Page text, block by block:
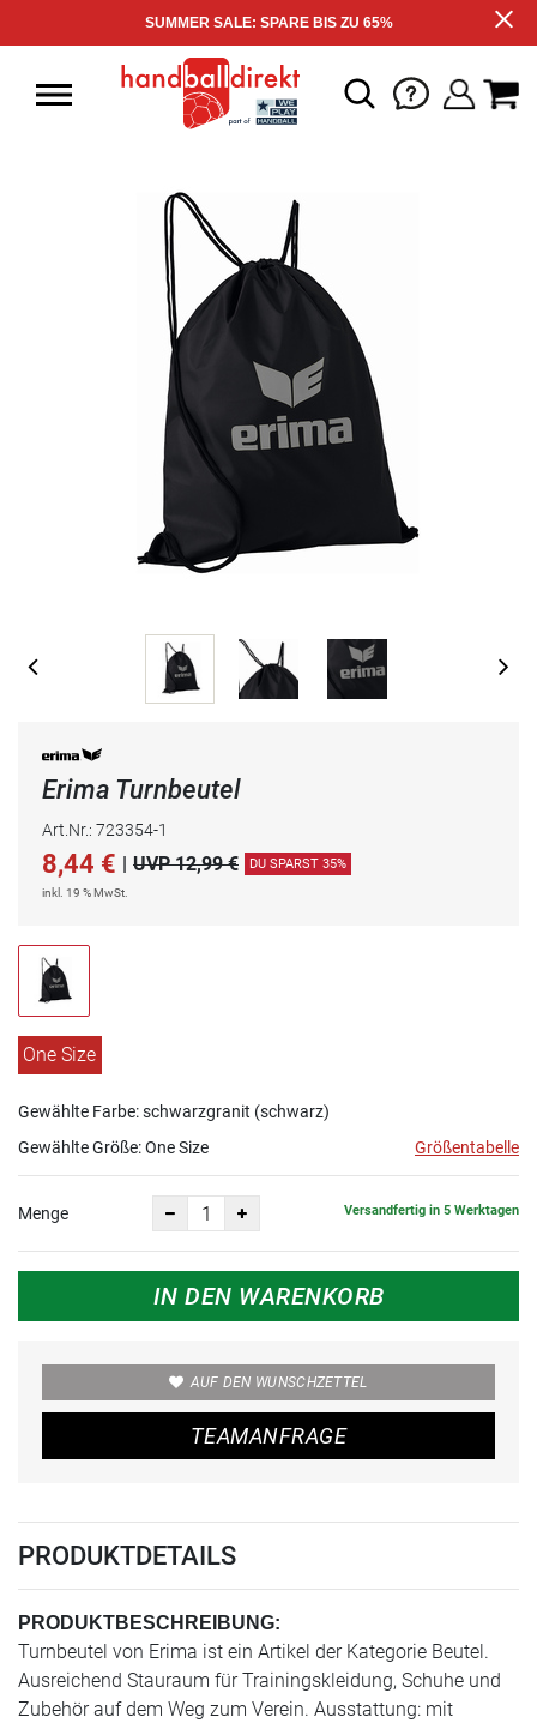
SUMMER SALE: SPARE BIS ZU 65%
Erima Turnbeutel
Art.Nr.: 723354-1
8,44 € | UVP 12,99 € DU SPARST 35%
inkl. 19 % MwSt.
One Size
Gewählte Farbe: schwarzgranit (schwarz)
Gewählte Größe:One Size Größentabelle
Menge Versandfertig in 5 Werktagen
IN DEN WARENKORB
AUF DEN WUNSCHZETTEL
TEAMANFRAGE
PRODUKTDETAILS
PRODUKTBESCHREIBUNG:
Turnbeutel von Erima ist ein Artikel der Kategorie Beutel.
Ausreichend Stauraum für Trainingskleidung, Schuhe und
Zubehör auf dem Weg zum Verein. Ausstattung: mit